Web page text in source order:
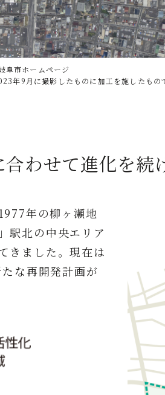
阜市ホームページ
年9月に撮影したものに加工を施したもの
合わせて進化を続
年の柳ヶ瀬地
駅北の中央エリア
きました。現在は
な再開発計画が